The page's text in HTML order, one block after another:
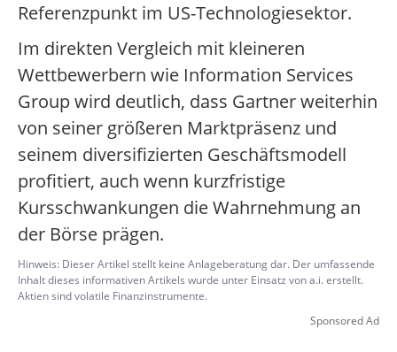
Referenzpunkt im US-Technologiesektor.
Im direkten Vergleich mit kleineren
Wettbewerbern wie Information Services
Group wird deutlich, dass Gartner weiterhin
von seiner größeren Marktpräsenz und
seinem diversifizierten Geschäftsmodell
profitiert, auch wenn kurzfristige
Kursschwankungen die Wahrnehmung an
der Börse prägen.
Hinweis: Dieser Artikel stellt keine Anlageberatung dar. Der umfassende
Inhalt dieses informativen Artikels wurde unter Einsatz von a.i. erstellt.
Aktien sind volatile Finanzinstrumente.
Sponsored Ad